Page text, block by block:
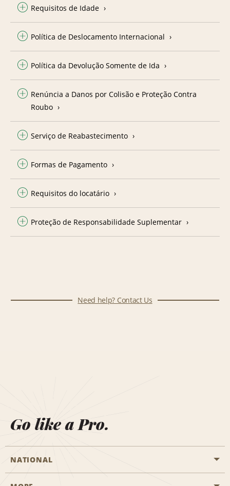
Requisitos de Idade
Política de Deslocamento Internacional
Política da Devolução Somente de Ida
Renúncia a Danos por Colisão e Proteção Contra
Roubo
Serviço de Reabastecimento
Formas de Pagamento
Requisitos do locatário
Proteção de Responsabilidade Suplementar
Need help? Contact Us
Go like a Pro.
NATIONAL